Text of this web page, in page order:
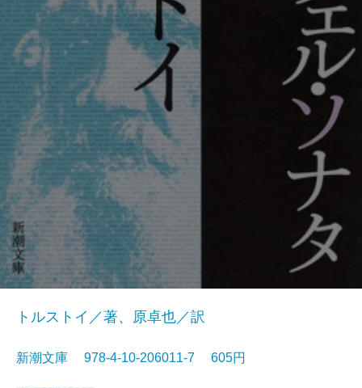
トルストイ／著、原卓也／訳
新潮文庫 978-4-10-206011-7 605円